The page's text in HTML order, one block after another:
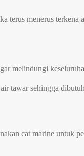
terus menerus terkena
melindungi
tawar sehingga
cat marine untuk